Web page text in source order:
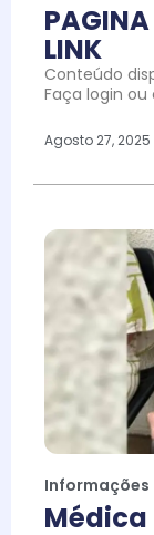
PAGINA
LINK
Conteúdo
Faça login
Agosto 27, 2025
Informações